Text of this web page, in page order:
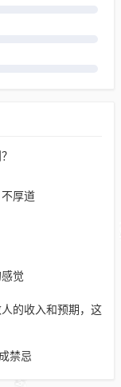
厚道
觉
的收入和预期，这
禁忌